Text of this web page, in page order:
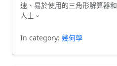
速、易於使用的三角形解算器
人士。
In category: 幾何學